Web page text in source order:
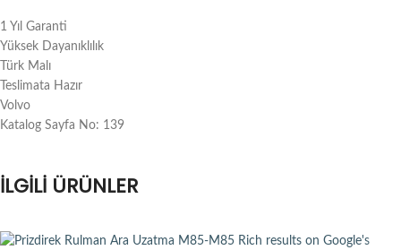
1 Yıl Garanti
Yüksek Dayanıklılık
Türk Malı
Teslimata Hazır
Volvo
Katalog Sayfa No: 139
İLGILI ÜRÜNLER